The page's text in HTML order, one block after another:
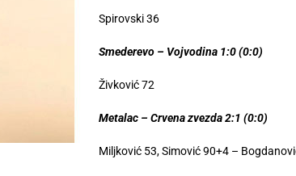
Spirovski 36
Smederevo – Vojvodina 1:0 (0:0)
Živković 72
Metalac – Crvena zvezda 2:1 (0:0)
Miljković 53, Simović 90+4 –